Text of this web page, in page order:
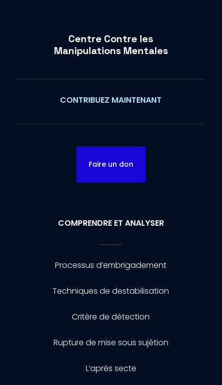
Centre Contre les
Manipulations Mentales
CONTRIBUEZ MAINTENANT
Faire un don
COMPRENDRE ET ANALYSER
Processus d’embrigadement
Techniques de destabilisation
Critère de détection
Rupture de mise sous sujétion
L’après secte